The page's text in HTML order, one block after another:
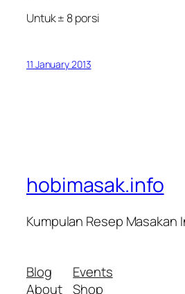
Untuk ± 8 porsi
11 January 2013
hobimasak.info
Kumpulan Resep Masakan
Blog
About
Events
Shop